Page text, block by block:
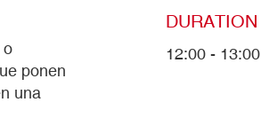
o
ponen
una
DURATION
12:00 - 13:00